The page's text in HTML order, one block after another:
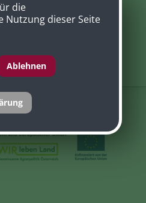
die
Nutzung dieser Seite
Ablehnen